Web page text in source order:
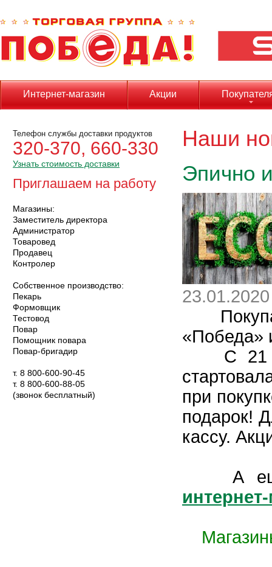
Интернет-магазин Акции
Наши
Эпично
23.01.2020
«Победа»
С 21
при
подарок!
кассу.
А
Телефон службы доставки продуктов
320-370, 660-330
Узнать стоимость доставки
Приглашаем на работу
Магазины:
Заместитель директора
Администратор
Товаровед
Продавец
Контролер
Собственное производство:
Пекарь
Формовщик
Тестовод
Повар
Помощник повара
Повар-бригадир
т. 8 800-600-90-45
т. 8 800-600-88-05
(звонок бесплатный)